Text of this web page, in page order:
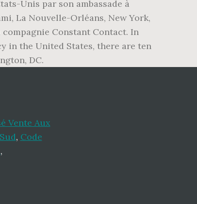
Unis par son ambassade à
La Nouvelle-Orléans, New York,
compagnie Constant Contact. In
in the United States, there are ten
DC.
Vente Aux
, Code
,